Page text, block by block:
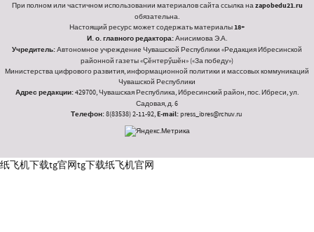
При полном или частичном использовании материалов сайта ссылка наzapobedu21.ru
обязательна.
Настоящий ресурс может содержать материалы18+
И. о. главного редактора:Анисимова Э.А.
Учредитель:Автономное учреждение Чувашской Республики «Редакция Ибресинской
районной газеты «Ҫӗнтерӳшӗн» («За победу»)
Министерства цифрового развития, информационной политики и массовых коммуникаций
Чувашской Республики
Адрес редакции:429700, Чувашская Республика, Ибресинский район, пос. Ибреси, ул.
Садовая, д. 6
Телефон:8(83538) 2-11-92,E-mail:press_ibres@rchuv.ru
纸飞机下载tg官网tg下载纸飞机官网